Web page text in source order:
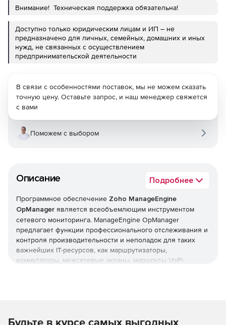
Внимание! Техническая поддержка обязательна!
Доступно только юридическим лицам и ИП – не
предназначено для личных, семейных, домашних и иных
нужд, не связанных с осуществлением
предпринимательской деятельности
Описание Подробнее
Программное обеспечение Zoho ManageEngine
OpManager является всеобъемлющим инструментом
сетевого мониторинга. ManageEngine OpManager
предлагает функции профессионального отслеживания и
контроля производительности и неполадок для таких
важнейших IT-ресурсов, как маршрутизаторы,
коммутаторы, межсетевые экраны, маршруты VoIP-
организационные политики мониторинга в оперативном
В связи с особенностями поставок, мы не можем сказать
точную цену. Оставьте запрос, и наш менеджер свяжется
с вами
Поможем с выбором
Будьте в курсе самых выгодных